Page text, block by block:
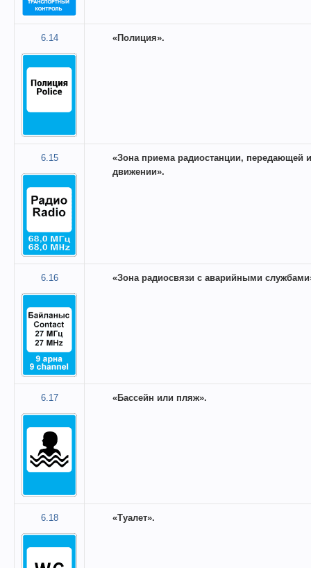
6.14 «Полиция».
6.15
«Зона приема радиостанции,
движении».
6.16 «Зона радиосвязи с аварийными
6.17 «Бассейн или пляж».
6.18 «Туалет».